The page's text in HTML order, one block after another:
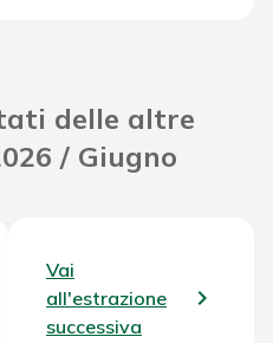
delle altre
/ Giugno
Vai
all'estrazione
successiva